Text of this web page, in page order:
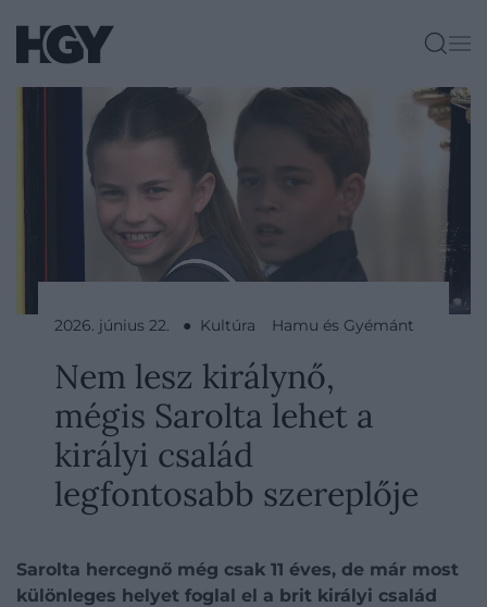
2026. június 22. ● Kultúra Hamu és Gyémánt
Nem lesz királynő,
mégis Sarolta lehet a
királyi család
legfontosabb szereplője
Sarolta hercegnő még csak 11 éves, de már most
különleges helyet foglal el a brit királyi család